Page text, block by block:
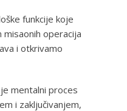
funkcije koje
operacija
i otkrivamo
mentalni proces
i zaključivanjem,